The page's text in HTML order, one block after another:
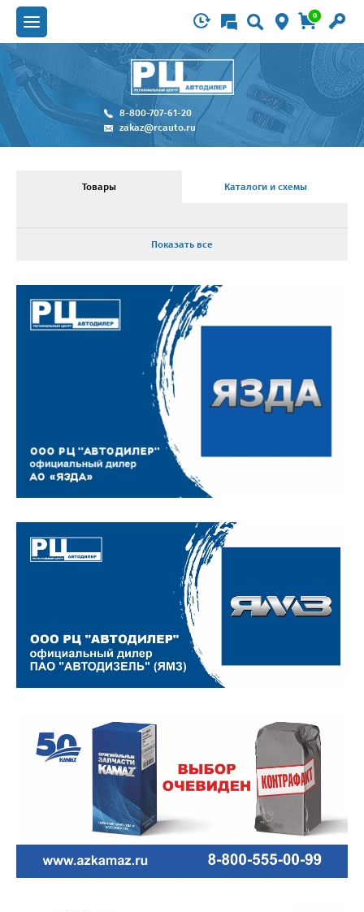
0
8-800-707-61-20
zakaz@rcauto.ru
Товары Каталоги и схемы
Показать все